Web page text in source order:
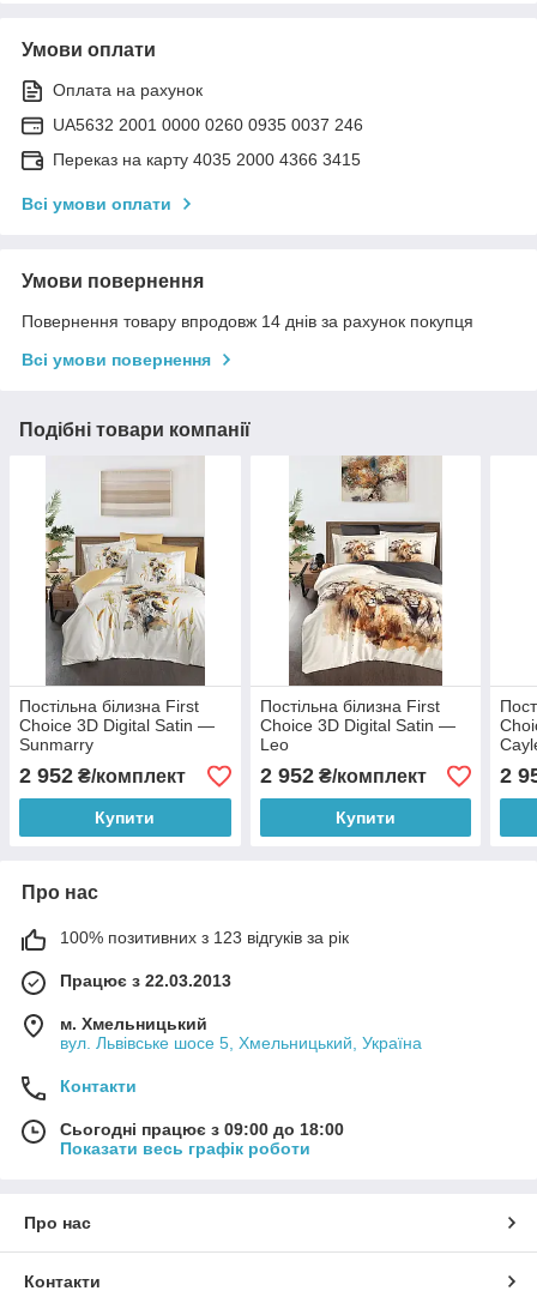
Умови оплати
Оплата на рахунок
UA5632 2001 0000 0260 0935 0037 246
Переказ на карту 4035 2000 4366 3415
Всі умови оплати
Умови повернення
Повернення товару впродовж 14 днів за рахунок покупця
Всі умови повернення
Подібні товари компанії
Постільна білизна First
Choice 3D Digital Satin —
Sunmarry
2 952 ₴/комплект
Купити
Постільна білизна First
Choice 3D Digital Satin —
Leo
2 952₴/комплект
Купити
2
Про нас
100% позитивних з 123 відгуків за рік
Працює з 22.03.2013
м. Хмельницький
вул. Львівське шосе 5, Хмельницький, Україна
Контакти
Сьогодні працює з 09:00 до 18:00
Показати весь графік роботи
Про нас
Контакти